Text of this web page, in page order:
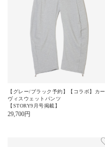
【グレー/ブラック予約】【コラボ】カー
ヴィスウェットパンツ
【STORY9月号掲載】
29,700円